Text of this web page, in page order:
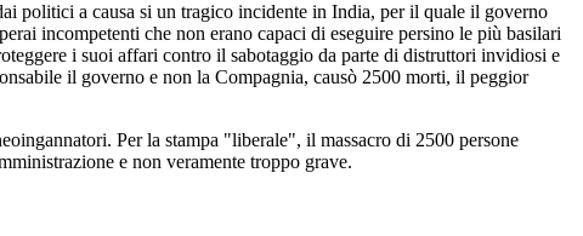
politici a causa si un tragico incidente in India, per il quale il governo
incompetenti che non erano capaci di eseguire persino le più basilari
i suoi affari contro il sabotaggio da parte di distruttori invidiosi e
il governo e non la Compagnia, causò 2500 morti, il peggior
Per la stampa "liberale", il massacro di 2500 persone
e non veramente troppo grave.